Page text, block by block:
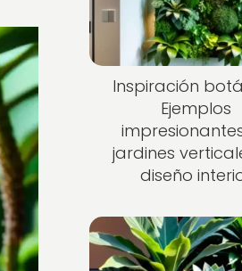
Inspiración
Ejemplos
jardines
diseño